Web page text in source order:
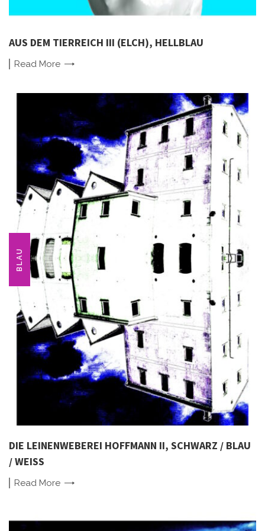
AUS DEM TIERREICH III (ELCH), HELLBLAU
Read More
BLAU
DIE LEINENWEBEREI HOFFMANN II, SCHWARZ / BLAU
/ WEISS
Read More